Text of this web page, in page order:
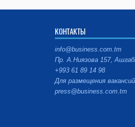
КОНТАКТЫ
info@business.com.tm
Пр. А.Ниязова 157,
+993 61 89 14 98
Для размещения
press@business.com.tm